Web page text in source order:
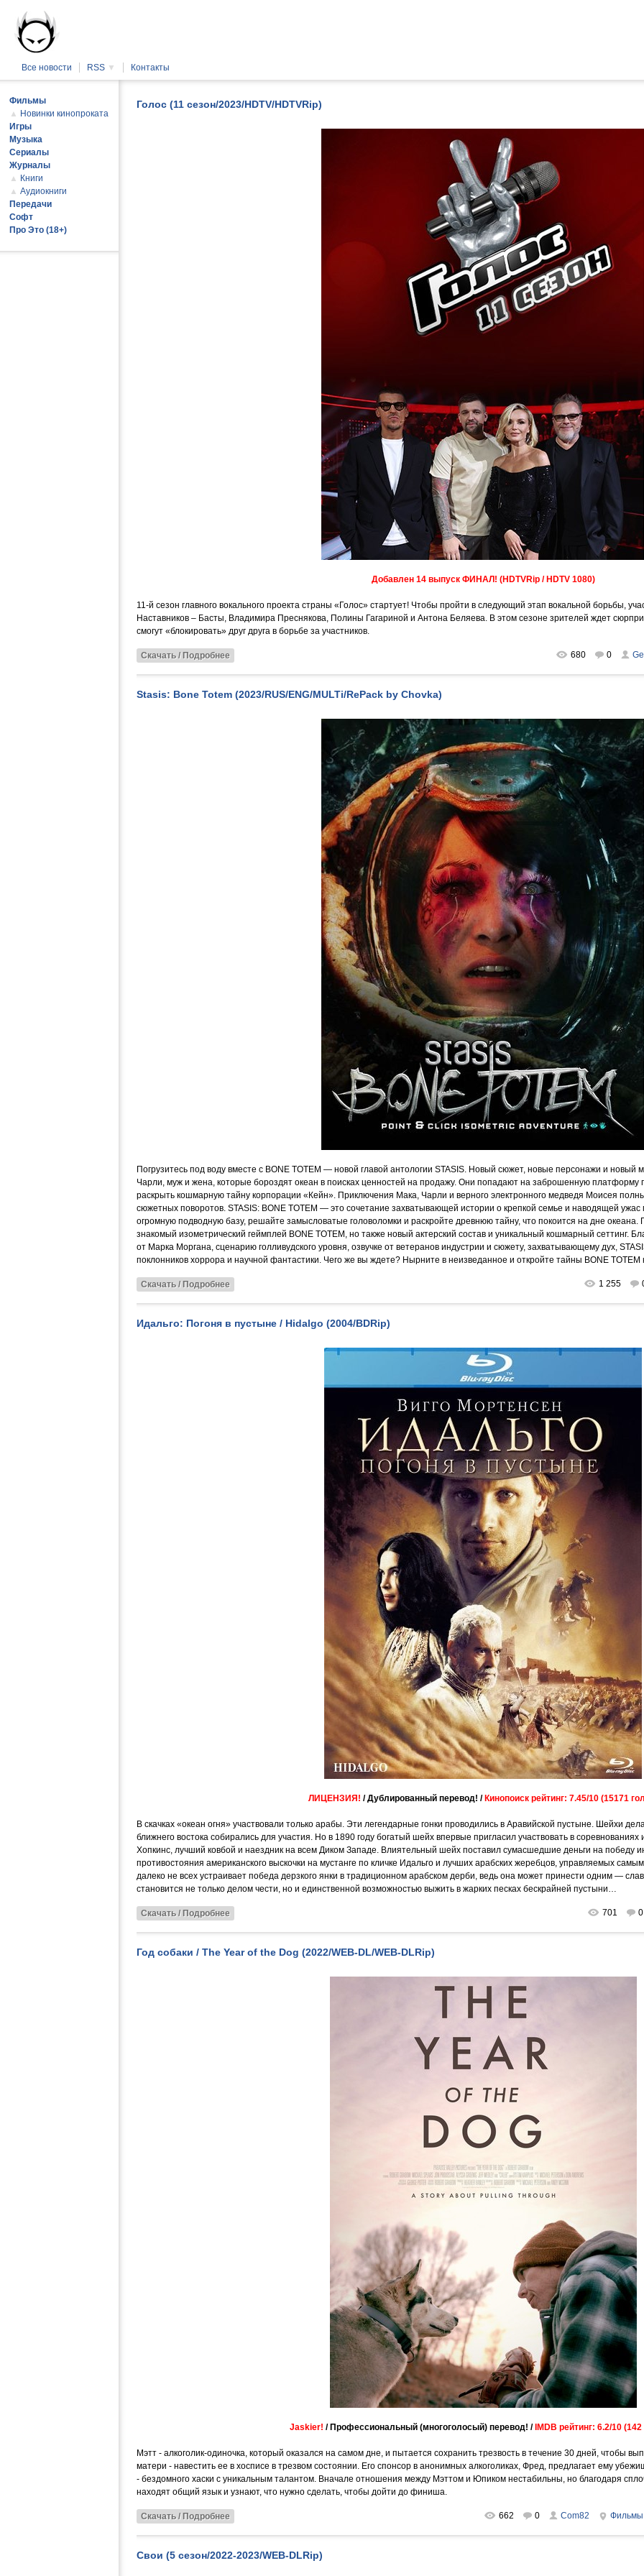
Все новости RSS ▼ Контакты
Голос (11 сезон/2023/HDTV/HDTVRip)
Добавлен 14 выпуск ФИНАЛ! (HDTVRip / HDTV 1080)
11-й сезон главного вокального проекта страны «Голос» стартует! Чтобы пройти в следующий этап вокальной борьбы,
Наставников – Басты, Владимира Преснякова, Полины Гагариной и Антона Беляева. В этом сезоне зрителей ждет
смогут «блокировать» друг друга в борьбе за участников.
Скачать / Подробнее 680 0
Stasis: Bone Totem (2023/RUS/ENG/MULTi/RePack by Chovka)
Погрузитесь под воду вместе с BONE TOTEM — новой главой антологии STASIS. Новый сюжет, новые персонажи и
Чарли, муж и жена, которые бороздят океан в поисках ценностей на продажу. Они попадают на заброшенную платформу
раскрыть кошмарную тайну корпорации «Кейн». Приключения Мака, Чарли и верного электронного медведя Моисея
сюжетных поворотов. STASIS: BONE TOTEM — это сочетание захватывающей истории о крепкой семье и наводящей
огромную подводную базу, решайте замысловатые головоломки и раскройте древнюю тайну, что покоится на дне океана.
знакомый изометрический геймплей BONE TOTEM, но также новый актерский состав и уникальный кошмарный сеттинг.
от Марка Моргана, сценарию голливудского уровня, озвучке от ветеранов индустрии и сюжету, захватывающему дух,
поклонников хоррора и научной фантастики. Чего же вы ждете? Нырните в неизведанное и откройте тайны BONE TOTEM
Скачать / Подробнее 1 255
Идальго: Погоня в пустыне / Hidalgo (2004/BDRip)
ЛИЦЕНЗИЯ! / Дублированный перевод! / Кинопоиск рейтинг: 7.45/10 (15171
В скачках «океан огня» участвовали только арабы. Эти легендарные гонки проводились в Аравийской пустыне. Шейхи
ближнего востока собирались для участия. Но в 1890 году богатый шейх впервые пригласил участвовать в
Хопкинс, лучший ковбой и наездник на всем Диком Западе. Влиятельный шейх поставил сумасшедшие деньги на победу
противостояния американского выскочки на мустанге по кличке Идальго и лучших арабских жеребцов, управляемых
далеко не всех устраивает победа дерзкого янки в традиционном арабском дерби, ведь она может принести одним —
становится не только делом чести, но и единственной возможностью выжить в жарких песках бескрайней пустыни…
Скачать / Подробнее 701 0
Год собаки / The Year of the Dog (2022/WEB-DL/WEB-DLRip)
Jaskier! / Профессиональный (многоголосый) перевод! / IMDB рейтинг: 6.2/10
Мэтт - алкоголик-одиночка, который оказался на самом дне, и пытается сохранить трезвость в течение 30 дней, чтобы
матери - навестить ее в хосписе в трезвом состоянии. Его спонсор в анонимных алкоголиках, Фред, предлагает ему
- бездомного хаски с уникальным талантом. Вначале отношения между Мэттом и Юпиком нестабильны, но благодаря
находят общий язык и узнают, что нужно сделать, чтобы дойти до финиша.
Скачать / Подробнее 662 0 Com82 Фильмы
Свои (5 сезон/2022-2023/WEB-DLRip)
Фильмы
▲ Новинки кинопроката
Игры
Музыка
Сериалы
Журналы
▲ Книги
▲ Аудиокниги
Передачи
Софт
Про Это (18+)